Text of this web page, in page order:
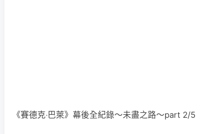
《賽德克‧巴萊》幕後全紀錄～未盡之路～part 2/5